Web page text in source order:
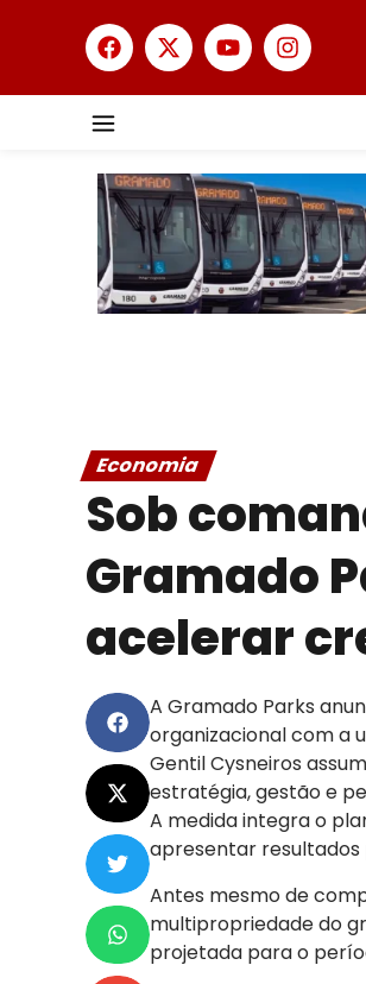
Economia
Sob
Gramado
acelerar
A Gramado Parks
organizacional com a
Gentil Cysneiros
estratégia, gestão e
A medida integra o
apresentar resultados
Antes mesmo de
multipropriedade do
projetada para o